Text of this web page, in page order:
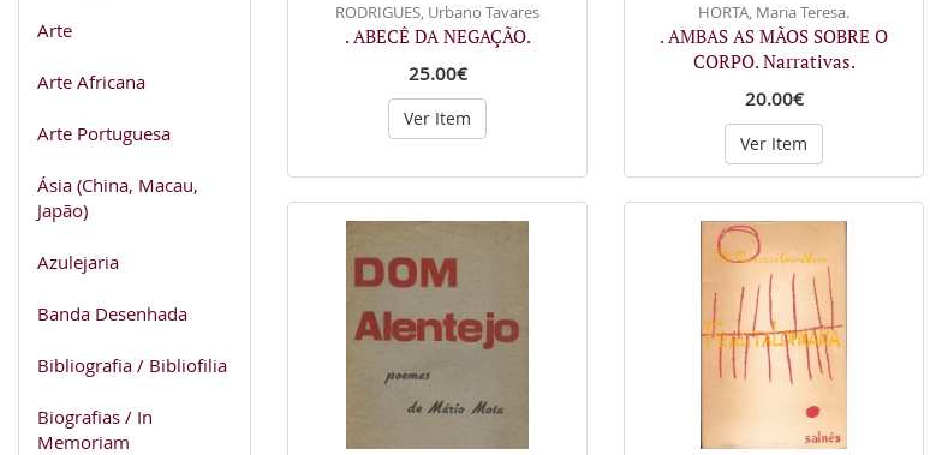
Arte
Arte Africana
Arte Portuguesa
Ásia (China, Macau,
Japão)
Azulejaria
Banda Desenhada
Bibliografia / Bibliofilia
Biografias / In
Memoriam
RODRIGUES, Urbano Tavares
. ABECÊ DA NEGAÇÃO.
25.00€
Ver Item
HORTA, Maria Teresa.
. AMBAS AS MÃOS SOBRE O
CORPO. Narrativas.
20.00€
Ver Item